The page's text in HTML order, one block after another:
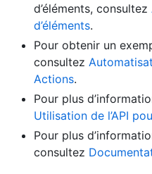
d’éléments, consultez
d’éléments.
Pour obtenir un
consultez
Actions.
Pour plus
Utilisation de l’API
Pour plus
consultez